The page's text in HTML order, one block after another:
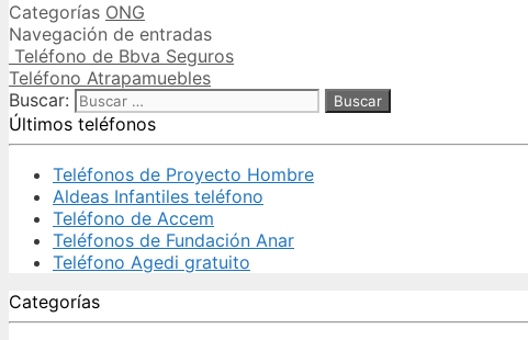
Categorías ONG
Navegación de entradas
Teléfono de Bbva Seguros
Teléfono Atrapamuebles
Buscar:
Últimos teléfonos
Teléfonos de Proyecto Hombre
Aldeas Infantiles teléfono
Teléfono de Accem
Teléfonos de Fundación Anar
Teléfono Agedi gratuito
Categorías